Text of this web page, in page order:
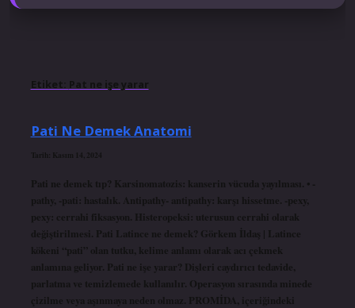
Etiket: Pat ne işe yarar
Pati Ne Demek Anatomi
Tarih: Kasım 14, 2024
Pati ne demek tıp? Karsinomatozis: kanserin vücuda yayılması. • -
pathy, -pati: hastalık. Antipathy- antipathy: karşı hissetme. -pexy,
pexy: cerrahi fiksasyon. Histeropeksi: uterusun cerrahi olarak
değiştirilmesi. Pati Latince ne demek? Görkem İldaş | Latince
kökeni “pati” olan tutku, kelime anlamı olarak acı çekmek
anlamına geliyor. Pati ne işe yarar? Dişleri caydırıcı tedavide,
parlatma ve temizlemede kullanılır. Operasyon sırasında minede
çizilme veya aşınmaya neden olmaz. PROMİDA, içeriğindeki